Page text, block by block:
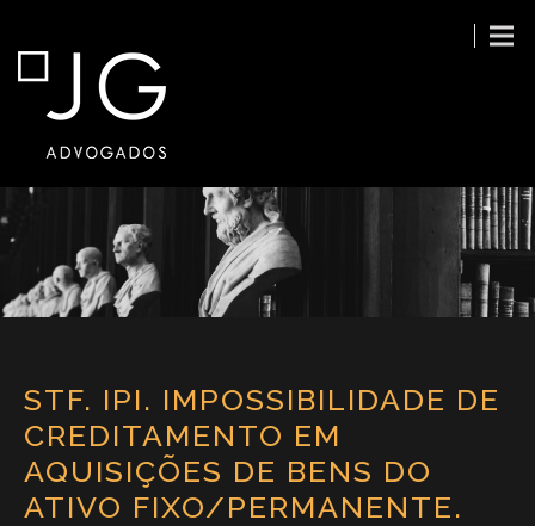
STF. IPI. IMPOSSIBILIDADE DE
CREDITAMENTO EM
AQUISIÇÕES DE BENS DO
ATIVO FIXO/PERMANENTE.